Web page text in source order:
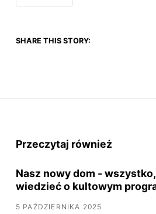
SHARE THIS STORY:
Przeczytaj również
Nasz nowy dom -
wiedzieć o kultowym
5 PAŹDZIERNIKA 2025